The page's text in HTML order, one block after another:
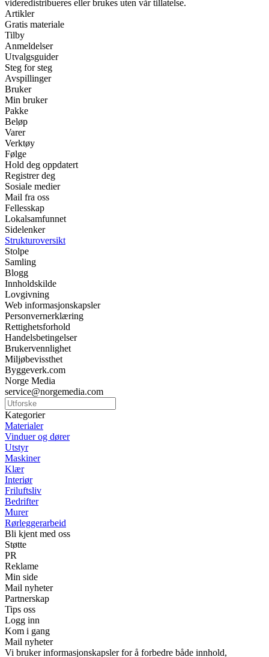
videredistribueres eller brukes uten vår tillatelse.
Artikler
Gratis materiale
Tilby
Anmeldelser
Utvalgsguider
Steg for steg
Avspillinger
Bruker
Min bruker
Pakke
Beløp
Varer
Verktøy
Følge
Hold deg oppdatert
Registrer deg
Sosiale medier
Mail fra oss
Fellesskap
Lokalsamfunnet
Sidelenker
Strukturoversikt
Stolpe
Samling
Blogg
Innholdskilde
Lovgivning
Web informasjonskapsler
Personvernerklæring
Rettighetsforhold
Handelsbetingelser
Brukervennlighet
Miljøbevissthet
Byggeverk.com
Norge Media
service@norgemedia.com
Kategorier
Materialer
Vinduer og dører
Utstyr
Maskiner
Klær
Interiør
Friluftsliv
Bedrifter
Murer
Rørleggerarbeid
Bli kjent med oss
Støtte
PR
Reklame
Min side
Mail nyheter
Partnerskap
Tips oss
Logg inn
Kom i gang
Mail nyheter
Vi bruker informasjonskapsler for å forbedre både innhold,